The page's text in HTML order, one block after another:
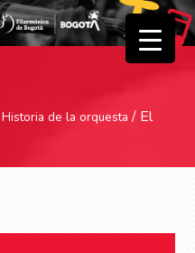
Historia de la orquesta / El